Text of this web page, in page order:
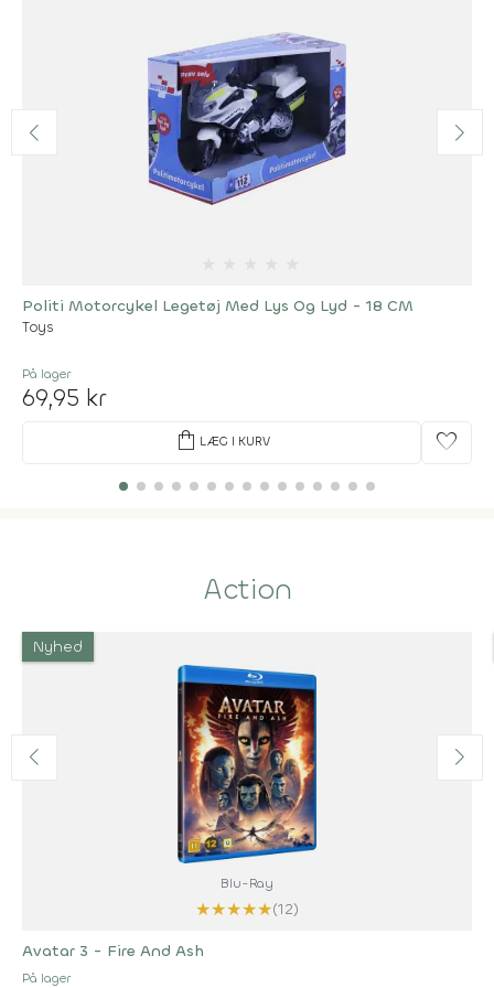
Politi Motorcykel Legetøj Med Lys Og Lyd - 18 CM
Toys
På lager
69,95 kr
shopping_bag LÆG I KURV favorite
Action
Nyhed
Blu-Ray
★★★★★(12)
Avatar 3 - Fire And Ash
På lager